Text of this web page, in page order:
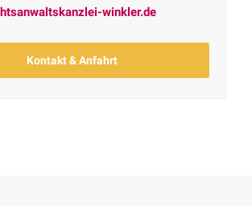
winkler.de
Kontakt & Anfahrt